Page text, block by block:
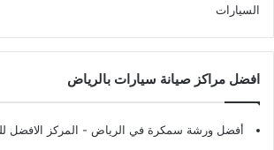
السيارات
افضل مراكز صيانة سيارات بالرياض
أفضل ورشة سمكرة في الرياض - المركز الافضل